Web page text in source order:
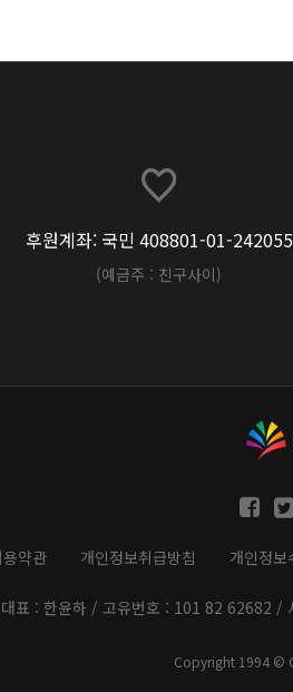
후원계좌: 국민 408801-01-242055
(예금주 : 친구사이)
용약관 개인정보취급방침 개인정
대표 : 한윤하 / 고유번호 : 101 82 62682 /
Copyright 1994 ©